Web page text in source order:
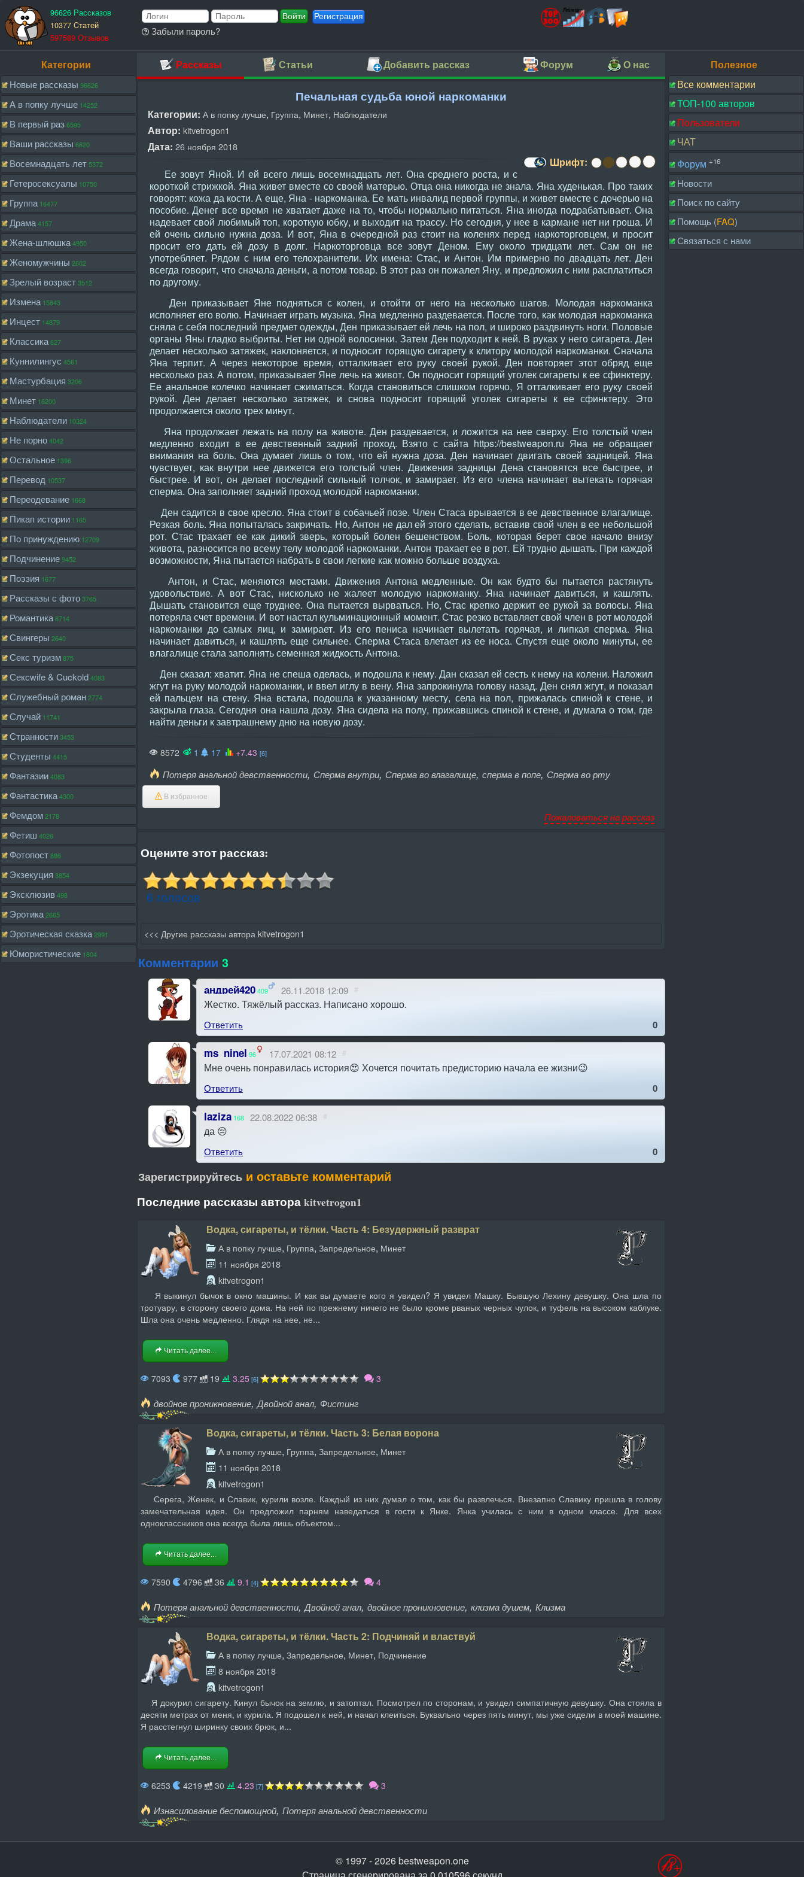
96626 Рассказов
10377 Cтатей
597589 Отзывов
Регистрация
Забыли пароль?
Категории
Новые рассказы 96626
А в попку лучше 14252
В первый раз6595
Ваши рассказы 6620
Восемнадцать лет5372
Гетеросексуалы 10750
Группа 16477
Драма4157
Жена-шлюшка4950
Женомужчины 2602
Зрелый возраст3512
Измена 15843
Инцест 14879
Классика627
Куннилингус 4561
Мастурбация 3206
Минет 16200
Наблюдатели 10324
Не порно4042
Остальное 1396
Перевод 10537
Переодевание 1668
Пикап истории 1165
По принуждению 12709
Подчинение9452
Поэзия 1677
Рассказы с фото3765
Романтика6714
Свингеры 2640
Секс туризм875
Сексwife & Cuckold4083
Служебный роман2774
Случай 11741
Странности3453
Студенты 4415
Фантазии4083
Фантастика4300
Фемдом2178
Фетиш 4026
Фотопост886
Экзекуция 3854
Эксклюзив498
Эротика2665
Эротическая сказка2991
Юмористические 1804
Рассказы Статьи Добавить рассказ Форум О нас
Печальная судьба юной наркоманки
Категории: А в попку лучше, Группа, Минет, Наблюдатели
Автор: kitvetrogon1
Дата: 26 ноября 2018
Шрифт:
Ее зовут Яной. И ей всего лишь восемнадцать лет. Она среднего роста, и с
короткой стрижкой. Яна живет вместе со своей матерью. Отца она никогда не знала. Яна худенькая. Про таких
говорят: кожа да кости. А еще, Яна - наркоманка. Ее мать инвалид первой группы, и живет вместе с дочерью на
пособие. Денег все время не хватает даже на то, чтобы нормально питаться. Яна иногда подрабатывает. Она
надевает свой любимый топ, короткую юбку, и выходит на трассу. Но сегодня, у нее в кармане нет ни гроша. И
ей очень сильно нужна доза. И вот, Яна в очередной раз стоит на коленях перед наркоторговцем, и просит
просит его дать ей дозу в долг. Наркоторговца все зовут Деном. Ему около тридцати лет. Сам он не
употребляет. Рядом с ним его телохранители. Их имена: Стас, и Антон. Им примерно по двадцать лет. Ден
всегда говорит, что сначала деньги, а потом товар. В этот раз он пожалел Яну, и предложил с ним расплатиться
по другому.
Ден приказывает Яне подняться с колен, и отойти от него на несколько шагов. Молодая наркоманка
исполняет его волю. Начинает играть музыка. Яна медленно раздевается. После того, как молодая наркоманка
сняла с себя последний предмет одежды, Ден приказывает ей лечь на пол, и широко раздвинуть ноги. Половые
органы Яны гладко выбриты. Нет ни одной волосинки. Затем Ден подходит к ней. В руках у него сигарета. Ден
делает несколько затяжек, наклоняется, и подносит горящую сигарету к клитору молодой наркоманки. Сначала
Яна терпит. А через некоторое время, отталкивает его руку своей рукой. Ден повторяет этот обряд еще
несколько раз. А потом, приказывает Яне лечь на живот. Он подносит горящий уголек сигареты к ее сфинктеру.
Ее анальное колечко начинает сжиматься. Когда становиться слишком горячо, Я отталкивает его руку своей
рукой. Ден делает несколько затяжек, и снова подносит горящий уголек сигареты к ее сфинктеру. Это
продолжается около трех минут.
Яна продолжает лежать на полу на животе. Ден раздевается, и ложится на нее сверху. Его толстый член
медленно входит в ее девственный задний проход. Взято с сайта https://bestweapon.ru Яна не обращает
внимания на боль. Она думает лишь о том, что ей нужна доза. Ден начинает двигать своей задницей. Яна
чувствует, как внутри нее движется его толстый член. Движения задницы Дена становятся все быстрее, и
быстрее. И вот, он делает последний сильный толчок, и замирает. Из его члена начинает вытекать горячая
сперма. Она заполняет задний проход молодой наркоманки.
Ден садится в свое кресло. Яна стоит в собачьей позе. Член Стаса врывается в ее девственное влагалище.
Резкая боль. Яна попыталась закричать. Но, Антон не дал ей этого сделать, вставив свой член в ее небольшой
рот. Стас трахает ее как дикий зверь, который болен бешенством. Боль, которая берет свое начало внизу
живота, разносится по всему телу молодой наркоманки. Антон трахает ее в рот. Ей трудно дышать. При каждой
возможности, Яна пытается набрать в свои легкие как можно больше воздуха.
Антон, и Стас, меняются местами. Движения Антона медленные. Он как будто бы пытается растянуть
удовольствие. А вот Стас, нисколько не жалеет молодую наркоманку. Яна начинает давиться, и кашлять.
Дышать становится еще труднее. Она пытается вырваться. Но, Стас крепко держит ее рукой за волосы. Яна
потеряла счет времени. И вот настал кульминационный момент. Стас резко вставляет свой член в рот молодой
наркоманки до самых яиц, и замирает. Из его пениса начинает вылетать горячая, и липкая сперма. Яна
начинает давиться, и кашлять еще сильнее. Сперма Стаса влетает из ее носа. Спустя еще около минуты, ее
влагалище стала заполнять семенная жидкость Антона.
Ден сказал: хватит. Яна не спеша оделась, и подошла к нему. Дан сказал ей сесть к нему на колени. Наложил
жгут на руку молодой наркоманки, и ввел иглу в вену. Яна запрокинула голову назад. Ден снял жгут, и показал
ей пальцем на стену. Яна встала, подошла к указанному месту, села на пол, прижалась спиной к стене, и
закрыла глаза. Сегодня она нашла дозу. Яна сидела на полу, прижавшись спиной к стене, и думала о том, где
найти деньги к завтрашнему дню на новую дозу.
8572 1 17 +7.43 [6]
Потеря анальной девственности, Сперма внутри, Сперма во влагалище, сперма в попе, Сперма во рту
В избранное
Пожаловаться на рассказ
Оцените этот рассказ:
6 голосов
<<< Другие рассказы автора kitvetrogon1
Комментарии 3
андрей420409 26.11.2018 12:09 #
Жестко. Тяжёлый рассказ. Написано хорошо.
Ответить 0
ms_ninel 96 17.07.2021 08:12 #
Мне очень понравилась история😍 Хочется почитать предисторию начала ее жизни😉
Ответить 0
laziza 168 22.08.2022 06:38 #
да 😔
Ответить 0
Зарегистрируйтесь и оставьте комментарий
Последние рассказы автора kitvetrogon1
Водка, сигареты, и тёлки. Часть 4: Безудержный разврат
А в попку лучше, Группа, Запредельное, Минет
11 ноября 2018
kitvetrogon1
Я выкинул бычок в окно машины. И как вы думаете кого я увидел? Я увидел Машку. Бывшую Лехину девушку. Она шла по
тротуару, в сторону своего дома. На ней по прежнему ничего не было кроме рваных черных чулок, и туфель на высоком каблуке.
Шла она очень медленно. Глядя на нее, не...
Читать далее...
7093 977 19 3.25 [6] 3
двойное проникновение, Двойной анал, Фистинг
Водка, сигареты, и тёлки. Часть 3: Белая ворона
А в попку лучше, Группа, Запредельное, Минет
11 ноября 2018
kitvetrogon1
Серега, Женек, и Славик, курили возле. Каждый из них думал о том, как бы развлечься. Внезапно Славику пришла в голову
замечательная идея. Он предложил парням наведаться в гости к Янке. Янка училась с ним в одном классе. Для всех
одноклассников она всегда была лишь объектом...
Читать далее...
7590 4796 36 9.1 [4] 4
Потеря анальной девственности, Двойной анал, двойное проникновение, клизма душем, Клизма
Водка, сигареты, и тёлки. Часть 2: Подчиняй и властвуй
А в попку лучше, Запредельное, Минет, Подчинение
8 ноября 2018
kitvetrogon1
Я докурил сигарету. Кинул бычок на землю, и затоптал. Посмотрел по сторонам, и увидел симпатичную девушку. Она стояла в
десяти метрах от меня, и курила. Я подошел к ней, и начал клеиться. Буквально через пять минут, мы уже сидели в моей машине.
Я расстегнул ширинку своих брюк, и...
Читать далее...
6253 4219 30 4.23 [7] 3
Изнасилование беспомощной, Потеря анальной девственности
Полезное
Все комментарии
ТОП-100 авторов
Пользователи
ЧАТ
Форум +16
Новости
Поиск по сайту
Помощь (FAQ)
Связаться с нами
© 1997 - 2026 bestweapon.one